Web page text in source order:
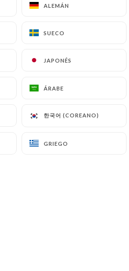
ALEMÁN
SUECO
JAPONÉS
ÁRABE
한국어 (COREANO)
GRIEGO
ALEMÁN
SUECO
JAPONÉS
ÁRABE
한국어 (COREANO)
GRIEGO